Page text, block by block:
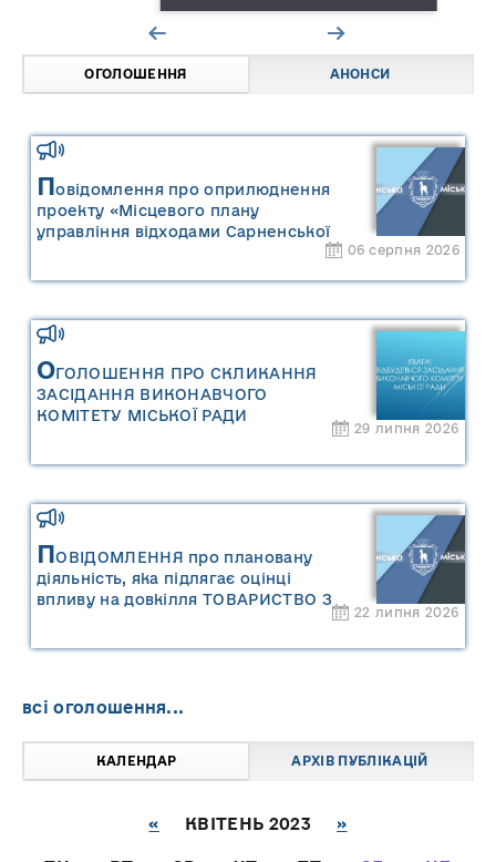
ОГОЛОШЕННЯ АНОНСИ
Повідомлення про оприлюднення
проекту «Місцевого плану
управління відходами Сарненської
міської територіальної громади» та
управління відходами Сарненської
міської територіальної громади»
06 серпня 2026
ОГОЛОШЕННЯ ПРО СКЛИКАННЯ
ЗАСІДАННЯ ВИКОНАВЧОГО
КОМІТЕТУ МІСЬКОЇ РАДИ
29 липня 2026
ПОВІДОМЛЕННЯ про плановану
діяльність, яка підлягає оцінці
впливу на довкілля ТОВАРИСТВО З
22 липня 2026
всі оголошення...
КАЛЕНДАР АРХІВ ПУБЛІКАЦІЙ
« КВІТЕНЬ 2023 »